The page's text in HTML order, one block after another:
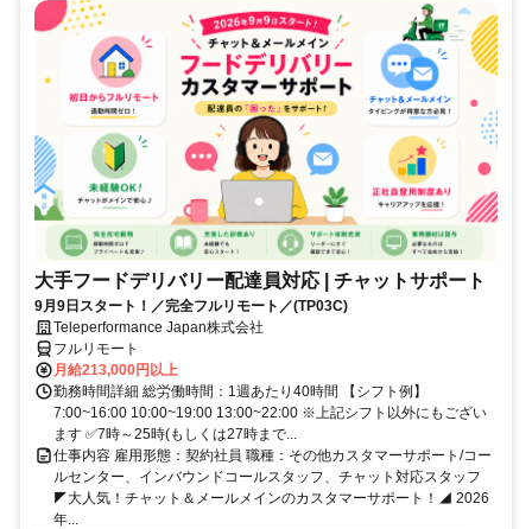
大手フードデリバリー配達員対応 | チャットサポート
9月9日スタート！／完全フルリモート／(TP03C)
Teleperformance Japan株式会社
フルリモート
月給213,000円以上
勤務時間詳細 総労働時間：1週あたり40時間 【シフト例】
7:00~16:00 10:00~19:00 13:00~22:00 ※上記シフト以外にもござい
ます ✅7時～25時(もしくは27時まで...
仕事内容 雇用形態：契約社員 職種：その他カスタマーサポート/コー
ルセンター、インバウンドコールスタッフ、チャット対応スタッフ
◤大人気！チャット＆メールメインのカスタマーサポート！◢ 2026
年...